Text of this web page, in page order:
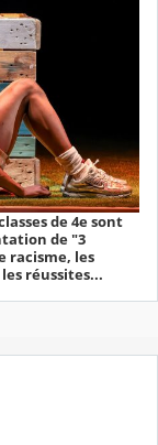
de 4e sont
de "3
racisme, les
réussites...